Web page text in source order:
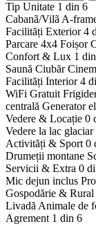
Tip Unitate 1 din 6
Cabanã/Vilã A-
Facilități Exterior4
Parcare 4x4 Foișor
Confort & Lux 1
Saună Ciubăr
Facilități Interior4
WiFi Gratuit
centrală Generator
Vedere & Locație 0
Vedere la lac glaciar
Activități & Sport 0
Drumeții montane
Servicii & Extra 0
Mic dejun inclus
Gospodărie & Rural
Livadă Animale de
Agrement 1 din 6